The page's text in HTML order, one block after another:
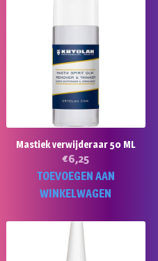
Mastiek verwijderaar 50 ML
€6,25
TOEVOEGEN AAN
WINKELWAGEN